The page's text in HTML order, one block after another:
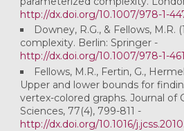
http://dx.doi.org/10.1007/978-1-
Downey, R.G., & Fellows, M.R.
complexity. Berlin: Springer -
http://dx.doi.org/10.1007/978-1-
Fellows, M.R., Fertin, G.,
Upper and lower bounds for
vertex-colored graphs. Journal of
Sciences, 77(4), 799-811 -
http://dx.doi.org/10.1016/